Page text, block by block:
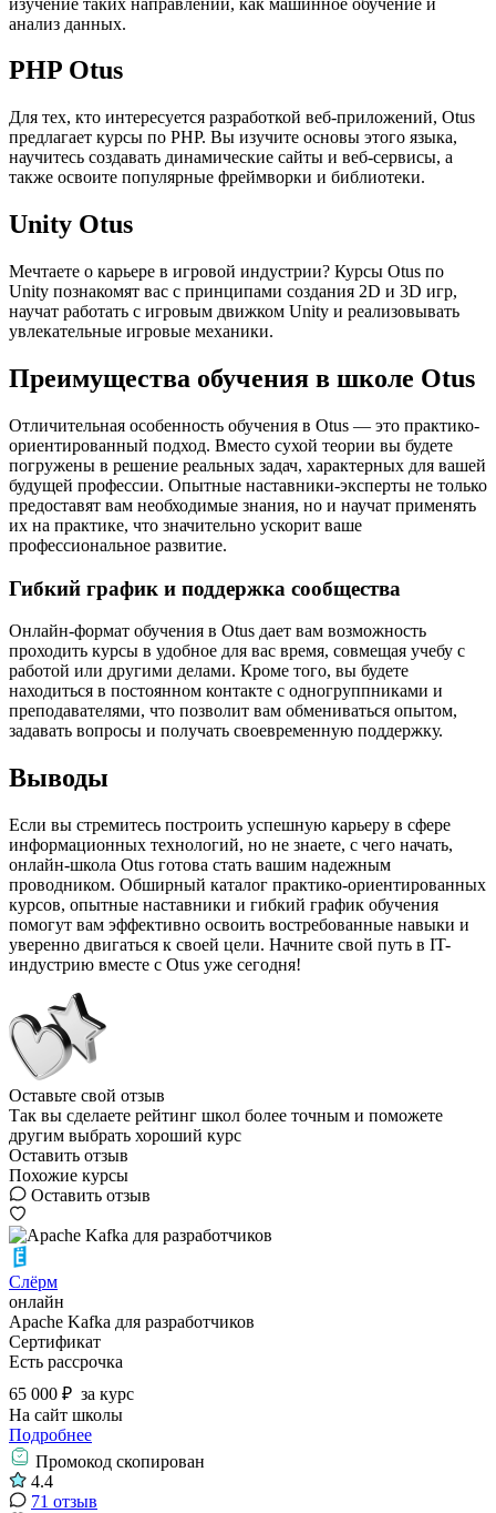
анализ данных.
PHP Otus
Для тех, кто интересуется разработкой веб-приложений, Otus
предлагает курсы по PHP. Вы изучите основы этого языка,
научитесь создавать динамические сайты и веб-сервисы, а
также освоите популярные фреймворки и библиотеки.
Unity Otus
Мечтаете о карьере в игровой индустрии? Курсы Otus по
Unity познакомят вас с принципами создания 2D и 3D игр,
научат работать с игровым движком Unity и реализовывать
увлекательные игровые механики.
Преимущества обучения в школе Otus
Отличительная особенность обучения в Otus — это практико-
ориентированный подход. Вместо сухой теории вы будете
погружены в решение реальных задач, характерных для вашей
будущей профессии. Опытные наставники-эксперты не только
предоставят вам необходимые знания, но и научат применять
их на практике, что значительно ускорит ваше
профессиональное развитие.
Гибкий график и поддержка сообщества
Онлайн-формат обучения в Otus дает вам возможность
проходить курсы в удобное для вас время, совмещая учебу с
работой или другими делами. Кроме того, вы будете
находиться в постоянном контакте с одногруппниками и
преподавателями, что позволит вам обмениваться опытом,
задавать вопросы и получать своевременную поддержку.
Выводы
Если вы стремитесь построить успешную карьеру в сфере
информационных технологий, но не знаете, с чего начать,
онлайн-школа Otus готова стать вашим надежным
проводником. Обширный каталог практико-ориентированных
курсов, опытные наставники и гибкий график обучения
помогут вам эффективно освоить востребованные навыки и
уверенно двигаться к своей цели. Начните свой путь в IT-
индустрию вместе с Otus уже сегодня!
Оставьте свой отзыв
Так вы сделаете рейтинг школ более точным и поможете
другим выбрать хороший курс
Оставить отзыв
Похожие курсы
Оставить отзыв
Слёрм
онлайн
Apache Kafka для разработчиков
Сертификат
Есть рассрочка
65 000 ₽ за курс
На сайт школы
Подробнее
Промокод скопирован
4.4
71 отзыв